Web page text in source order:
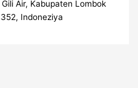
Air, Kabupaten Lombok
Іndonezіya